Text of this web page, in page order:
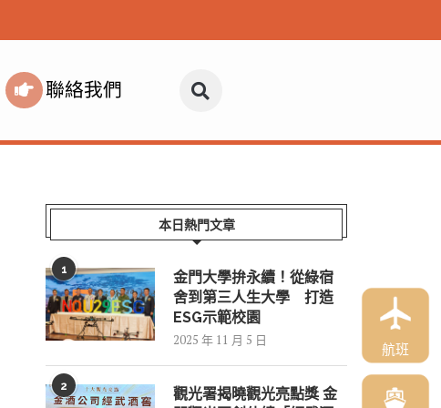
聯絡我們
本日熱門文章
1
金門大學拚永續！從綠宿
舍到第三人生大學 打造
ESG示範校園
2025 年 11 月 5 日
2
觀光署揭曉觀光亮點獎 金
航班